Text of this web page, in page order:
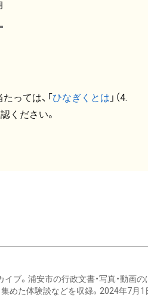
っては、「ひなぎくとは 」（4.
ください。
。浦安市の行政文書・写真・動画の
めた体験談などを収録。2024年7月1